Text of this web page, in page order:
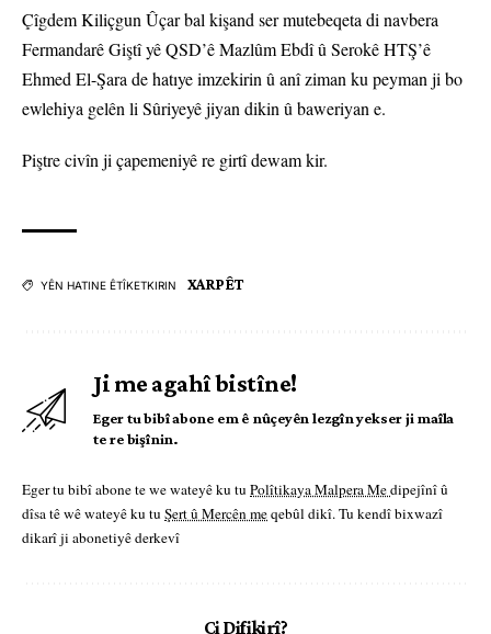
Çîgdem Kiliçgun Ûçar bal kişand ser mutebeqeta di navbera
Fermandarê Giştî yê QSD’ê Mazlûm Ebdî û Serokê HTŞ’ê
Ehmed El-Şara de hatıye imzekirin û anî ziman ku peyman ji bo
ewlehiya gelên li Sûriyeyê jiyan dikin û baweriyan e.
Piştre civîn ji çapemeniyê re girtî dewam kir.
YÊN HATINE ÊTÎKETKIRIN XARPÊT
Ji me agahî bistîne!
Eger tu bibî abone em ê nûçeyên lezgîn yekser ji maîla
te re bişînin.
Eger tu bibî abone te we wateyê ku tu Polîtikaya Malpera Medipejînî û
dîsa tê wê wateyê ku tu Şert û Mercên meqebûl dikî. Tu kendî bixwazî
dikarî ji abonetiyê derkevî
Çi Difikirî?